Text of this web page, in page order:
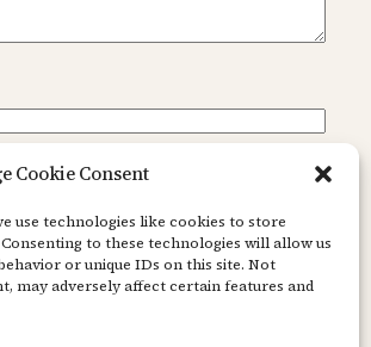
Cookie Consent
use technologies like cookies to store
to these technologies will allow us
or unique IDs on this site. Not
may adversely affect certain features and